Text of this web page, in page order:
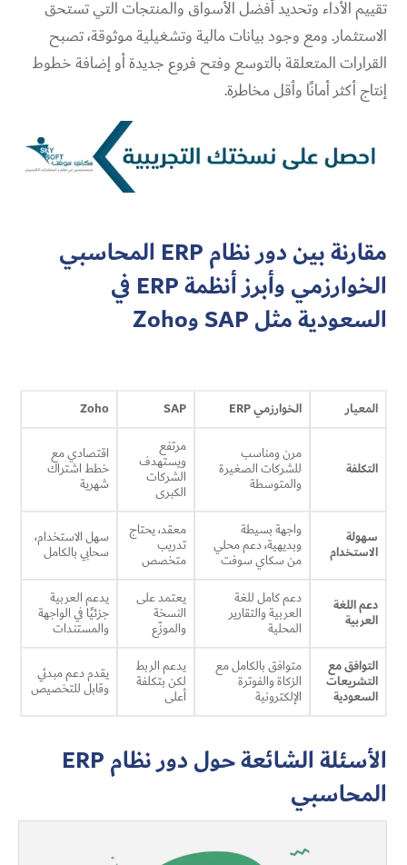
تقييم الأداء وتحديد أفضل الأسواق والمنتجات التي تستحق
الاستثمار. ومع وجود بيانات مالية وتشغيلية موثوقة، تصبح
القرارات المتعلقة بالتوسع وفتح فروع جديدة أو إضافة خطوط
إنتاج أكثر أمانًا وأقل مخاطرة.
مقارنة بين دور نظام ERP المحاسبي
الخوارزمي وأبرز أنظمة ERP في
السعودية مثل SAP وZoho
المعيار الخوارزمي ERP SAP
Zoho
التكلفة
مرن ومناسب
للشركات الصغيرة
والمتوسطة
مرتفع
ويستهدف
الشركات
الكبرى
اقتصادي مع
خطط اشتراك
شهرية
سهولة
الاستخدام
واجهة بسيطة
وبديهية، دعم محلي
من سكاي سوفت
معقد، يحتاج
تدريب
متخصص
سهل الاستخدام،
سحابي بالكامل
دعم اللغة
العربية
دعم كامل للغة
العربية والتقارير
المحلية
يعتمد على
النسخة
والموزّع
يدعم العربية
جزئيًا في الواجهة
والمستندات
التوافق مع
التشريعات
السعودية
متوافق بالكامل مع
الزكاة والفوترة
الإلكترونية
يدعم الربط
لكن بتكلفة
أعلى
يقدم دعم مبدئي
وقابل للتخصيص
الأسئلة الشائعة حول دور نظام ERP
المحاسبي